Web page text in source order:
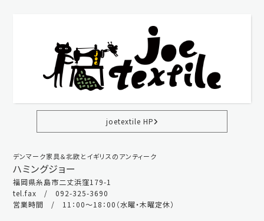
joetextile HP
デンマーク家具＆北欧とイギリスのアンティーク
ハミングジョー
福岡県糸島市二丈浜窪179-1
tel.fax / 092-325-3690
営業時間 / 11：00～18：00（水曜・木曜定休）